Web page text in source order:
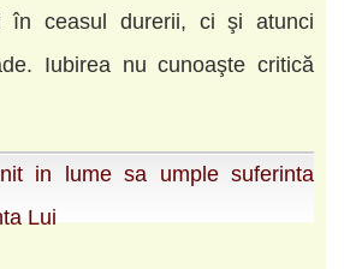
în ceasul durerii, ci şi atunci
Iubirea nu cunoaşte critică
in lume sa umple suferinta
Lui